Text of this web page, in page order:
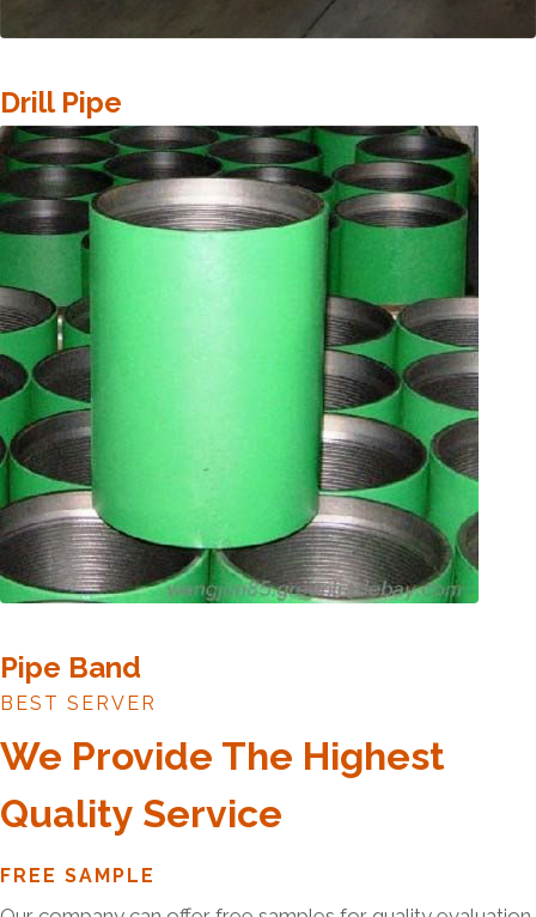
Drill Pipe
Pipe Band
BEST SERVER
We Provide The Highest
Quality Service
FREE SAMPLE